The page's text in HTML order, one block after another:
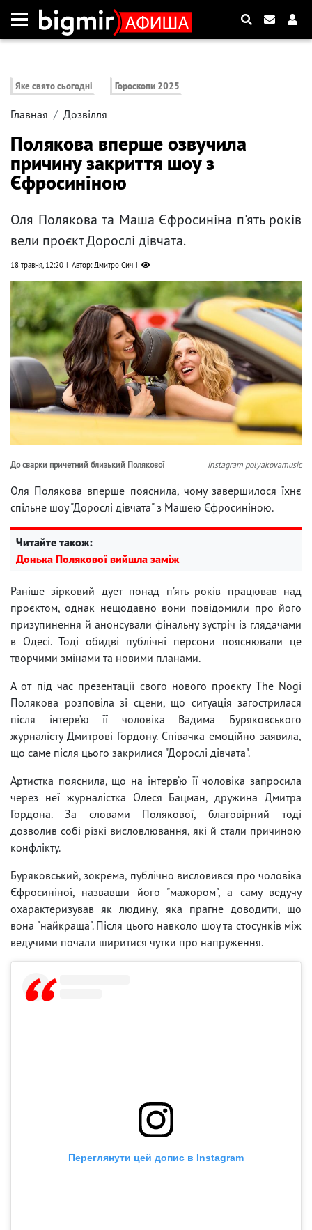
Яке свято сьогодні Гороскопи 2025
Главная Дозвілля
Полякова вперше озвучила
причину закриття шоу з
Єфросиніною
Оля Полякова та Маша Єфросиніна п'ять років
вели проєкт Дорослі дівчата.
18 травня, 12:20 Автор: Дмитро Сич
До сварки причетний близький Полякової instagram polyakovamusic
Оля Полякова вперше пояснила, чому завершилося їхнє
спільне шоу "Дорослі дівчата" з Машею Єфросиніною.
Читайте також:
Донька Полякової вийшла заміж
Раніше зірковий дует понад п’ять років працював над
проєктом, однак нещодавно вони повідомили про його
призупинення й анонсували фінальну зустріч із глядачами
в Одесі. Тоді обидві публічні персони пояснювали це
творчими змінами та новими планами.
А от під час презентації свого нового проєкту The Nogi
Полякова розповіла зі сцени, що ситуація загострилася
після інтерв’ю її чоловіка Вадима Буряковського
журналісту Дмитрові Гордону. Співачка емоційно заявила,
що саме після цього закрилися "Дорослі дівчата".
Артистка пояснила, що на інтерв’ю її чоловіка запросила
через неї журналістка Олеся Бацман, дружина Дмитра
Гордона. За словами Полякової, благовірний тоді
дозволив собі різкі висловлювання, які й стали причиною
конфлікту.
Буряковський, зокрема, публічно висловився про чоловіка
Єфросиніної, назвавши його "мажором", а саму ведучу
охарактеризував як людину, яка прагне доводити, що
вона "найкраща". Після цього навколо шоу та стосунків між
ведучими почали ширитися чутки про напруження.
Переглянути цей допис в Instagram